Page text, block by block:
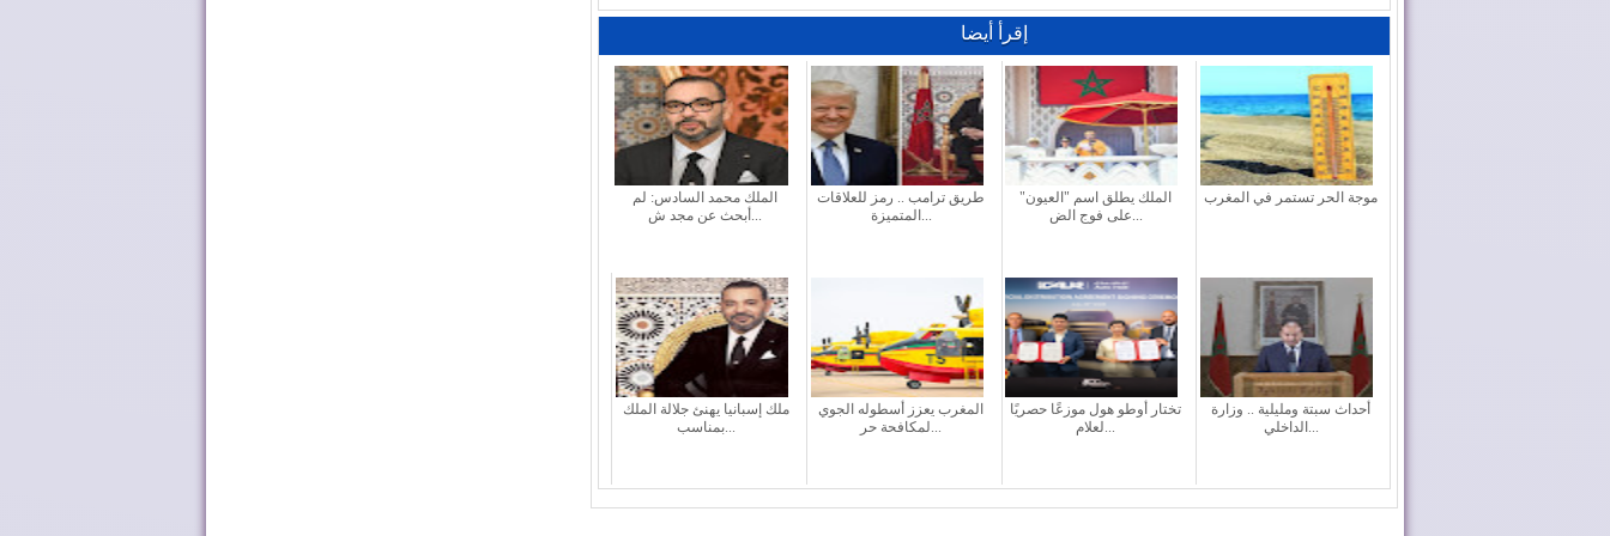
إقرأ أيضا
الملك محمد السادس: لم
طريق ترامب .. رمز للعلاقات
المتميزة...
الملك يطلق اسم "العيون"
موجة الحر تستمر في المغرب
ملك إسبانيا يهنئ جلالة الملك
بمناسب...
المغرب يعزز أسطوله الجوي
تختار أوطو هول موزعًا حصريًا
أحداث سبتة ومليلية .. وزارة
الداخلي...